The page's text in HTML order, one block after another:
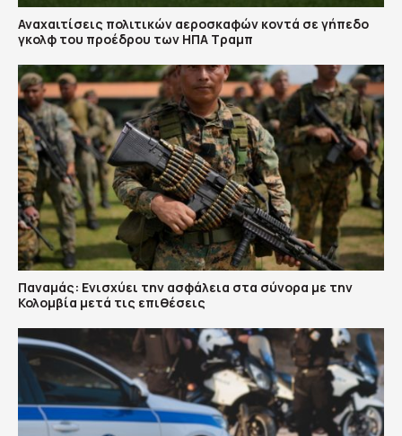
Αναχαιτίσεις πολιτικών αεροσκαφών κοντά σε γήπεδο
γκολφ του προέδρου των ΗΠΑ Τραμπ
Παναμάς: Ενισχύει την ασφάλεια στα σύνορα με την
Κολομβία μετά τις επιθέσεις